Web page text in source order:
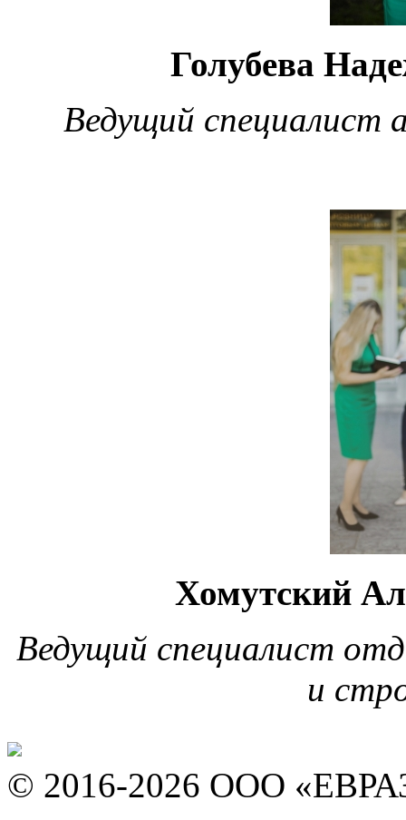
Голубева
Ведущий специалист
Хомутский
Ведущий специалист
и
© 2016-2026 ООО